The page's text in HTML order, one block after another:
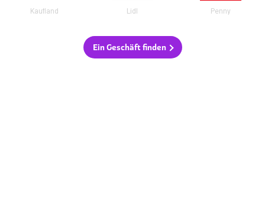
Kaufland Lidl Penny
Ein Geschäft finden